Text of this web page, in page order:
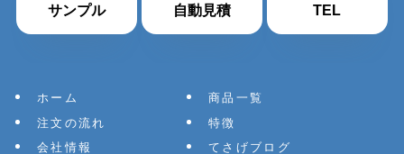
サンプル 自動見積 TEL
ホーム
商品一覧
注文の流れ
特徴
会社情報
てさげブログ